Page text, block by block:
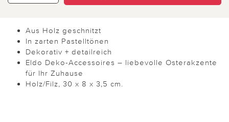
Aus Holz geschnitzt
In zarten Pastelltönen
Dekorativ + detailreich
Eldo Deko-Accessoires – liebevolle Osterakzente
für Ihr Zuhause
Holz/Filz, 30 x 8 x 3,5 cm.